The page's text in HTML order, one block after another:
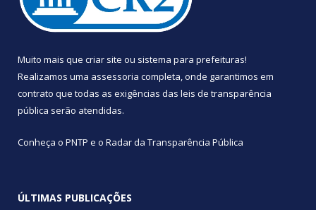
Muito mais que criar site ou sistema para prefeituras!
Realizamos uma assessoria completa, onde garantimos em
contrato que todas as exigências das leis de transparência
pública serão atendidas.
Conheça o PNTP e o Radar da Transparência Pública
ÚLTIMAS PUBLICAÇÕES